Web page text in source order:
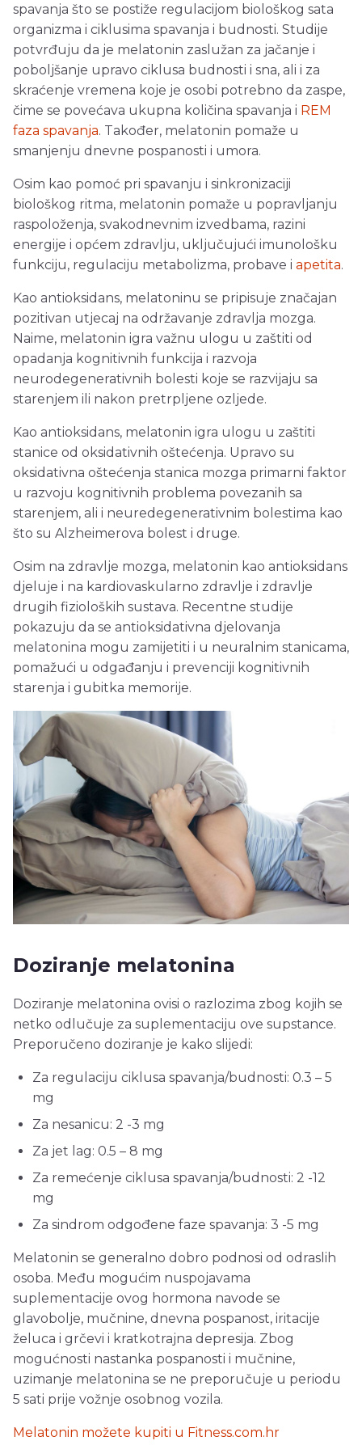
spavanja što se postiže regulacijom biološkog sata
organizma i ciklusima spavanja i budnosti. Studije
potvrđuju da je melatonin zaslužan za jačanje i
poboljšanje upravo ciklusa budnosti i sna, ali i za
skraćenje vremena koje je osobi potrebno da zaspe,
čime se povećava ukupna količina spavanja i REM
faza spavanja. Također, melatonin pomaže u
smanjenju dnevne pospanosti i umora.
Osim kao pomoć pri spavanju i sinkronizaciji
biološkog ritma, melatonin pomaže u popravljanju
raspoloženja, svakodnevnim izvedbama, razini
energije i općem zdravlju, uključujući imunološku
funkciju, regulaciju metabolizma, probave i apetita.
Kao antioksidans, melatoninu se pripisuje značajan
pozitivan utjecaj na održavanje zdravlja mozga.
Naime, melatonin igra važnu ulogu u zaštiti od
opadanja kognitivnih funkcija i razvoja
neurodegenerativnih bolesti koje se razvijaju sa
starenjem ili nakon pretrpljene ozljede.
Kao antioksidans, melatonin igra ulogu u zaštiti
stanice od oksidativnih oštećenja. Upravo su
oksidativna oštećenja stanica mozga primarni faktor
u razvoju kognitivnih problema povezanih sa
starenjem, ali i neuredegenerativnim bolestima kao
što su Alzheimerova bolest i druge.
Osim na zdravlje mozga, melatonin kao antioksidans
djeluje i na kardiovaskularno zdravlje i zdravlje
drugih fizioloških sustava. Recentne studije
pokazuju da se antioksidativna djelovanja
melatonina mogu zamijetiti i u neuralnim stanicama,
pomažući u odgađanju i prevenciji kognitivnih
starenja i gubitka memorije.
Doziranje melatonina
Doziranje melatonina ovisi o razlozima zbog kojih se
netko odlučuje za suplementaciju ove supstance.
Preporučeno doziranje je kako slijedi:
Za regulaciju ciklusa spavanja/budnosti: 0.3 – 5
mg
Za nesanicu: 2 -3 mg
Za jet lag: 0.5 – 8 mg
Za remećenje ciklusa spavanja/budnosti: 2 -12
mg
Za sindrom odgođene faze spavanja: 3 -5 mg
Melatonin se generalno dobro podnosi od odraslih
osoba. Među mogućim nuspojavama
suplementacije ovog hormona navode se
glavobolje, mučnine, dnevna pospanost, iritacije
želuca i grčevi i kratkotrajna depresija. Zbog
mogućnosti nastanka pospanosti i mučnine,
uzimanje melatonina se ne preporučuje u periodu
5 sati prije vožnje osobnog vozila.
Melatonin možete kupiti u Fitness.com.hr